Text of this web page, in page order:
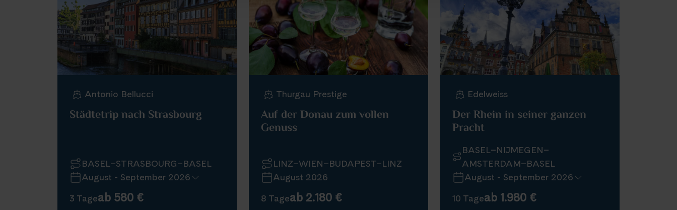
Antonio Bellucci
Städtetrip nach Strasbourg
BASEL–STRASBOURG–BASEL
August - September 2026
3 Tageab 580 €
Thurgau Prestige
Auf der Donau zum vollen
Genuss
LINZ–WIEN–BUDAPEST–LINZ
August 2026
8 Tageab 2.180 €
Edelweiss
Der Rhein in seiner ganzen
Pracht
BASEL–NIJMEGEN–
AMSTERDAM–BASEL
August - September 2026
10 Tageab 1.980 €